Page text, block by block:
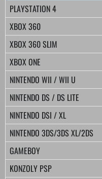
PLAYSTATION 4
XBOX 360
XBOX 360 SLIM
XBOX ONE
NINTENDO WII / WII U
NINTENDO DS / DS LITE
NINTENDO DSI / XL
NINTENDO 3DS/3DS XL/2DS
GAMEBOY
KONZOLY PSP